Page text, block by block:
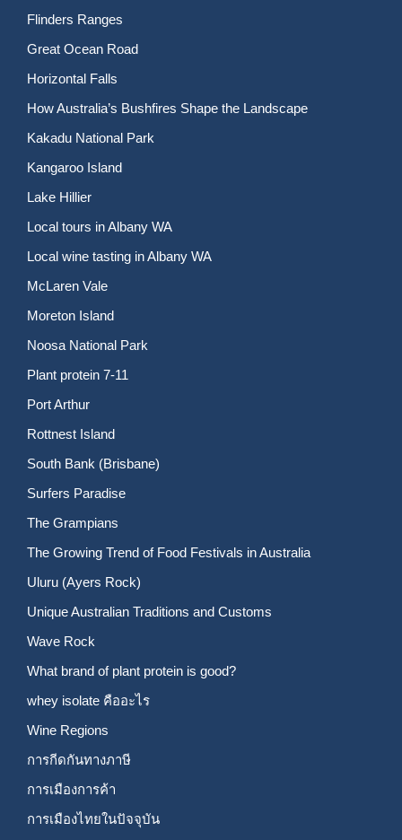
Flinders Ranges
Great Ocean Road
Horizontal Falls
How Australia’s Bushfires Shape the Landscape
Kakadu National Park
Kangaroo Island
Lake Hillier
Local tours in Albany WA
Local wine tasting in Albany WA
McLaren Vale
Moreton Island
Noosa National Park
Plant protein 7-11
Port Arthur
Rottnest Island
South Bank (Brisbane)
Surfers Paradise
The Grampians
The Growing Trend of Food Festivals in Australia
Uluru (Ayers Rock)
Unique Australian Traditions and Customs
Wave Rock
What brand of plant protein is good?
whey isolate คืออะไร
Wine Regions
การกีดกันทางภาษี
การเมืองการค้า
การเมืองไทยในปัจจุบัน